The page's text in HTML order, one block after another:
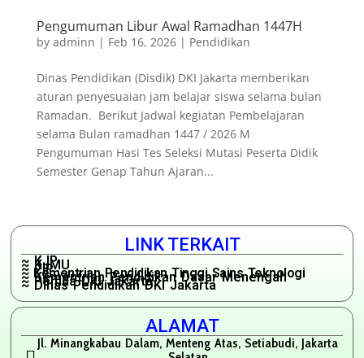
Pengumuman Libur Awal Ramadhan 1447H
by adminn | Feb 16, 2026| Pendidikan
Dinas Pendidikan (Disdik) DKI Jakarta memberikan
aturan penyesuaian jam belajar siswa selama bulan
Ramadan. Berikut Jadwal kegiatan Pembelajaran
selama Bulan ramadhan 1447 / 2026 M
Pengumuman Hasi Tes Seleksi Mutasi Peserta Didik
Semester Genap Tahun Ajaran...
LINK TERKAIT
~ KJP
~ KJMU
~ PIP
~ Kementrian Pendidikan Tinggi Sains Teknologi
~ Kementrian Pendidikan Dasar Menengah
~ Pemda DKI Jakarta
~ Dinas Pendidikan DKI Jakarta
ALAMAT
Jl. Minangkabau Dalam, Menteng Atas, Setiabudi, Jakarta